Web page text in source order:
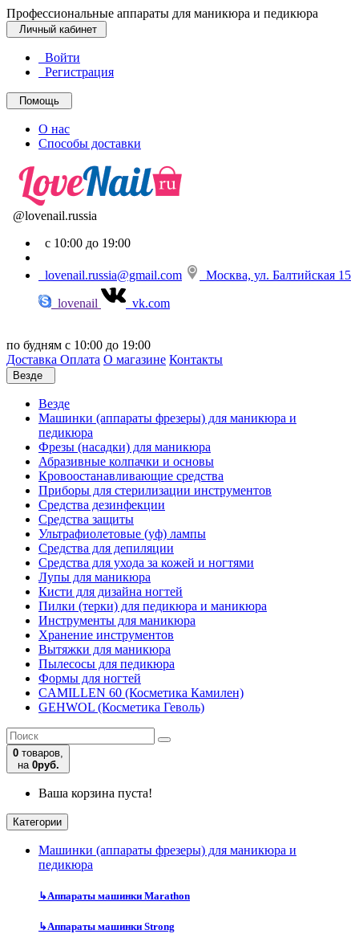
Профессиональные аппараты для маникюра и педикюра
Личный кабинет
Войти
Регистрация
Помощь
О нас
Способы доставки
@lovenail.russia
с 10:00 до 19:00
lovenail.russia@gmail.com Москва, ул. Балтийская 15
lovenail vk.com
по будням с 10:00 до 19:00
Доставка Оплата О магазине Контакты
Везде
Везде
Машинки (аппараты фрезеры) для маникюра и
педикюра
Фрезы (насадки) для маникюра
Абразивные колпачки и основы
Кровоостанавливающие средства
Приборы для стерилизации инструментов
Средства дезинфекции
Средства защиты
Ультрафиолетовые (уф) лампы
Средства для депиляции
Средства для ухода за кожей и ногтями
Лупы для маникюра
Кисти для дизайна ногтей
Пилки (терки) для педикюра и маникюра
Инструменты для маникюра
Хранение инструментов
Вытяжки для маникюра
Пылесосы для педикюра
Формы для ногтей
CAMILLEN 60 (Косметика Камилен)
GEHWOL (Косметика Геволь)
0 товаров,
на 0руб.
Ваша корзина пуста!
Категории
Машинки (аппараты фрезеры) для маникюра и
педикюра
↳Аппараты машинки Marathon
↳Аппараты машинки Strong